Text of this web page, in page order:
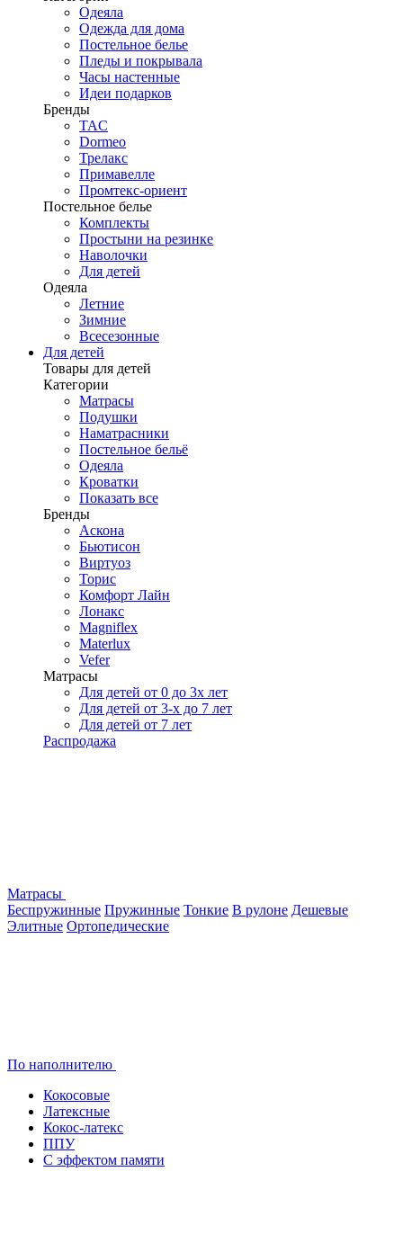
Одеяла
Одежда для дома
Постельное белье
Пледы и покрывала
Часы настенные
Идеи подарков
Бренды
TAC
Dormeo
Трелакс
Примавелле
Промтекс-ориент
Постельное белье
Комплекты
Простыни на резинке
Наволочки
Для детей
Одеяла
Летние
Зимние
Всесезонные
Для детей
Товары для детей
Категории
Матрасы
Подушки
Наматрасники
Постельное бельё
Одеяла
Кроватки
Показать все
Бренды
Аскона
Бьютисон
Виртуоз
Торис
Комфорт Лайн
Лонакс
Magniflex
Materlux
Vefer
Матрасы
Для детей от 0 до 3х лет
Для детей от 3-х до 7 лет
Для детей от 7 лет
Распродажа
Матрасы
Беспружинные Пружинные Тонкие В рулоне Дешевые
Элитные Ортопедические
По наполнителю
Кокосовые
Латексные
Кокос-латекс
ППУ
С эффектом памяти